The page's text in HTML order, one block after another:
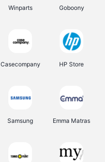
Winparts Goboony
Casecompany HP Store
Samsung Emma Matras